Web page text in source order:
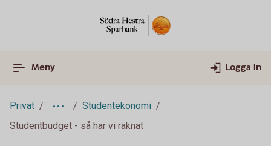
Meny Logga in
Privat
Studentekonomi
Studentbudget - så har vi räknat